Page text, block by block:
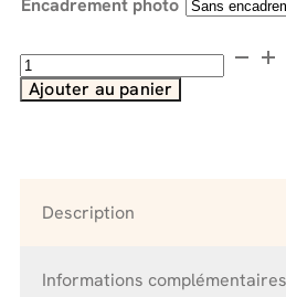
Encadrement photo
quantité
de
Stimulation
"Romantique"
Ajouter au panier
Description
Informations complémentaires